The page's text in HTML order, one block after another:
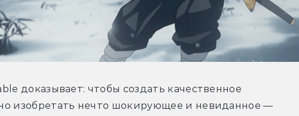
доказывает: чтобы создать качественное
изобретать нечто шокирующее и невиданное —